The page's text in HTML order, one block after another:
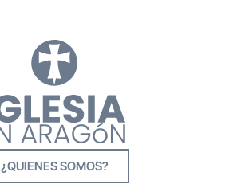
¿QUIENES SOMOS?